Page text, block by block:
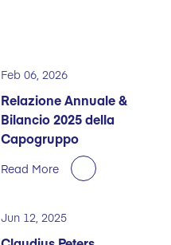
Feb 06, 2026
Relazione Annuale &
Bilancio 2025 della
Capogruppo
Read More
Jun 12, 2025